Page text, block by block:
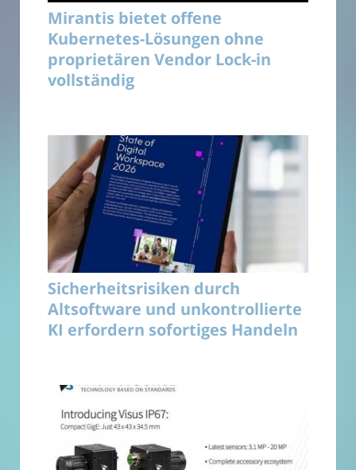
Mirantis bietet offene
Kubernetes-Lösungen ohne
proprietären Vendor Lock-in
vollständig
Sicherheitsrisiken durch
Altsoftware und unkontrollierte
KI erfordern sofortiges Handeln